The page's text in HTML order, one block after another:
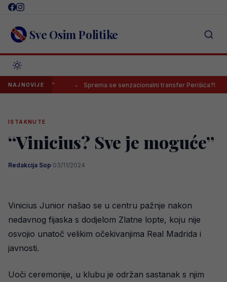
Skip
content Sve Osim Politike
NAJNOVIJE
ne” Sprema se senzacionalni transfer Perišića?!
ISTAKNUTE
“Vinicius? Sve je moguće”
Redakcija Sop·03/11/2024
Vinicius Junior našao se u centru pažnje nakon
nedavnog fijaska s dodjelom Zlatne lopte, koju nije
osvojio unatoč velikim očekivanjima Real Madrida i
javnosti.
Uoči ceremonije, u klubu je održan sastanak s njim